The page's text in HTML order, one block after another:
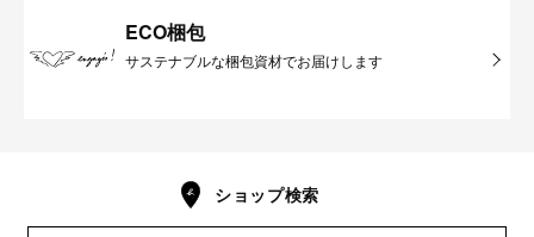
ECO梱包
サステナブルな梱包資材でお届けします
ショップ検索